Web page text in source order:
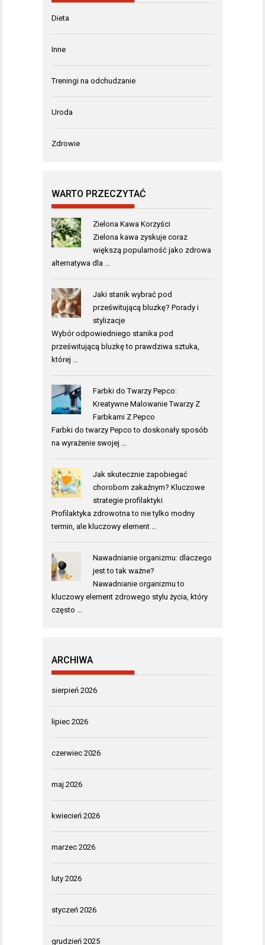
Dieta
Inne
Treningi na odchudzanie
Uroda
Zdrowie
WARTO PRZECZYTAĆ
Zielona Kawa Korzyści
Zielona kawa zyskuje coraz
większą popularność jako zdrowa
alternatywa dla …
Jaki stanik wybrać pod
prześwitującą bluzkę? Porady i
stylizacje
Wybór odpowiedniego stanika pod
prześwitującą bluzkę to prawdziwa sztuka,
której …
Farbki do Twarzy Pepco:
Kreatywne Malowanie Twarzy Z
Farbkami Z Pepco
Farbki do twarzy Pepco to doskonały sposób
na wyrażenie swojej …
Jak skutecznie zapobiegać
chorobom zakaźnym? Kluczowe
strategie profilaktyki
Profilaktyka zdrowotna to nie tylko modny
termin, ale kluczowy element …
Nawadnianie organizmu: dlaczego
jest to tak ważne?
Nawadnianie organizmu to
kluczowy element zdrowego stylu życia, który
często …
ARCHIWA
sierpień 2026
lipiec 2026
czerwiec 2026
maj 2026
kwiecień 2026
marzec 2026
luty 2026
styczeń 2026
grudzień 2025